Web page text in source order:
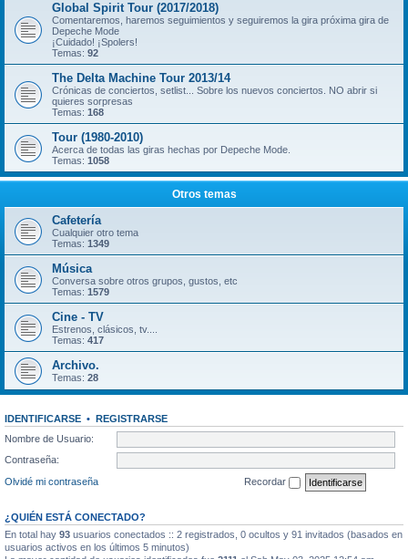
Global Spirit Tour (2017/2018)
Comentaremos, haremos seguimientos y seguiremos la gira próxima gira de
Depeche Mode
¡Cuidado! ¡Spolers!
Temas: 92
The Delta Machine Tour 2013/14
Crónicas de conciertos, setlist... Sobre los nuevos conciertos. NO abrir si
quieres sorpresas
Temas: 168
Tour (1980-2010)
Acerca de todas las giras hechas por Depeche Mode.
Temas: 1058
Otros temas
Cafetería
Cualquier otro tema
Temas: 1349
Música
Conversa sobre otros grupos, gustos, etc
Temas: 1579
Cine - TV
Estrenos, clásicos, tv....
Temas: 417
Archivo.
Temas: 28
IDENTIFICARSE • REGISTRARSE
Nombre de Usuario:
Contraseña:
Olvidé mi contraseña
Recordar
¿QUIÉN ESTÁ CONECTADO?
En total hay 93 usuarios conectados :: 2 registrados, 0 ocultos y 91 invitados (basados en
usuarios activos en los últimos 5 minutos)